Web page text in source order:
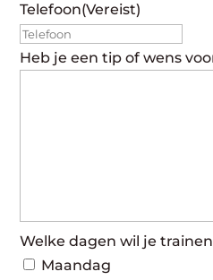
Telefoon(Vereist)
Heb je een tip of wens
Welke dagen wil je trainen
Maandag